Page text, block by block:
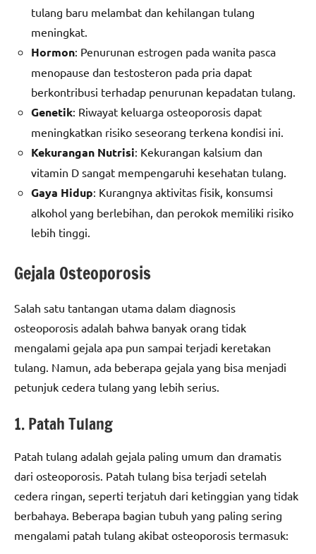
tulang baru melambat dan kehilangan tulang
meningkat.
Hormon: Penurunan estrogen pada wanita pasca
menopause dan testosteron pada pria dapat
berkontribusi terhadap penurunan kepadatan tulang.
Genetik: Riwayat keluarga osteoporosis dapat
meningkatkan risiko seseorang terkena kondisi ini.
Kekurangan Nutrisi: Kekurangan kalsium dan
vitamin D sangat mempengaruhi kesehatan tulang.
Gaya Hidup: Kurangnya aktivitas fisik, konsumsi
alkohol yang berlebihan, dan perokok memiliki risiko
lebih tinggi.
Gejala Osteoporosis
Salah satu tantangan utama dalam diagnosis
osteoporosis adalah bahwa banyak orang tidak
mengalami gejala apa pun sampai terjadi keretakan
tulang. Namun, ada beberapa gejala yang bisa menjadi
petunjuk cedera tulang yang lebih serius.
1. Patah Tulang
Patah tulang adalah gejala paling umum dan dramatis
dari osteoporosis. Patah tulang bisa terjadi setelah
cedera ringan, seperti terjatuh dari ketinggian yang tidak
berbahaya. Beberapa bagian tubuh yang paling sering
mengalami patah tulang akibat osteoporosis termasuk: